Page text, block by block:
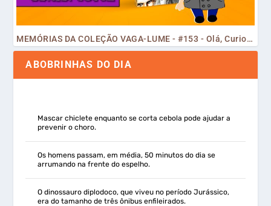
MEMÓRIAS DA COLEÇÃO VAGA-LUME - #153 - Olá, Curiosos! 2023
ABOBRINHAS DO DIA
Mascar chiclete enquanto se corta cebola pode ajudar a
prevenir o choro.
Os homens passam, em média, 50 minutos do dia se
arrumando na frente do espelho.
O dinossauro diplodoco, que viveu no período Jurássico,
era do tamanho de três ônibus enfileirados.